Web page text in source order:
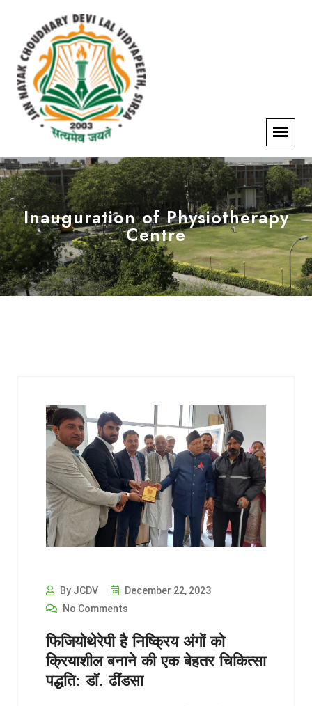
Inauguration of Physiotherapy
Centre
By JCDV
December 22, 2023
No Comments
फिजियोथेरेपी है निष्क्रिय अंगों को
क्रियाशील बनाने की एक बेहतर चिकित्सा
पद्धति: डॉ. ढींडसा